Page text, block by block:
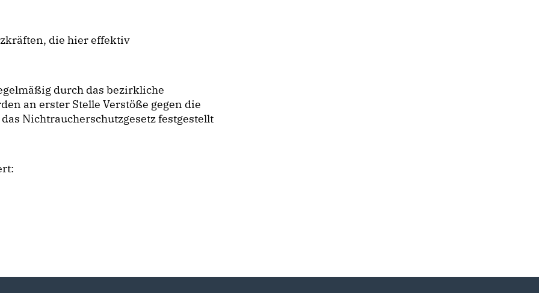
die hier effektiv
durch das bezirkliche
an erster Stelle Verstöße gegen die
Nichtraucherschutzgesetz festgestellt